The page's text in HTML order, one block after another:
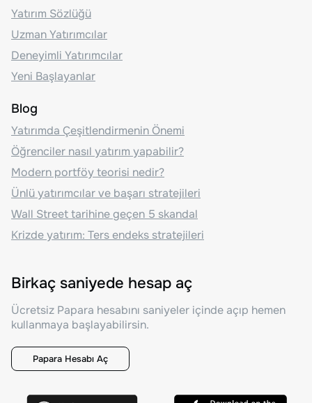
Yatırım Sözlüğü
Uzman Yatırımcılar
Deneyimli Yatırımcılar
Yeni Başlayanlar
Blog
Yatırımda Çeşitlendirmenin Önemi
Öğrenciler nasıl yatırım yapabilir?
Modern portföy teorisi nedir?
Ünlü yatırımcılar ve başarı stratejileri
Wall Street tarihine geçen 5 skandal
Krizde yatırım: Ters endeks stratejileri
Birkaç saniyede hesap aç
Ücretsiz Papara hesabını saniyeler içinde açıp hemen
kullanmaya başlayabilirsin.
Papara Hesabı Aç